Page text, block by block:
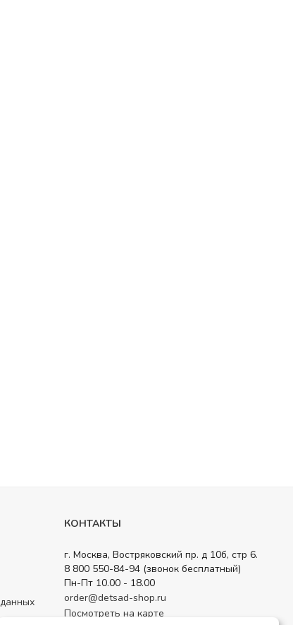
КОНТАКТЫ
г. Москва, Востряковский пр. д 10б, стр 6.
8 800 550-84-94 (звонок бесплатный)
Пн-Пт 10.00 - 18.00
order@detsad-shop.ru
Посмотреть на карте